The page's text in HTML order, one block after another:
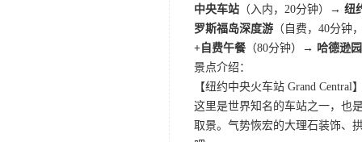
中央车站 （入内，20分钟）
→ 纽
罗斯福岛深度游 （自费，40分钟
+自费午餐 （80分钟）
→ 哈德逊园
景点介绍：
【纽约中央火车站 Grand Central
这里是世界知名的车站之一，也
取景。气势恢宏的大理石装饰、